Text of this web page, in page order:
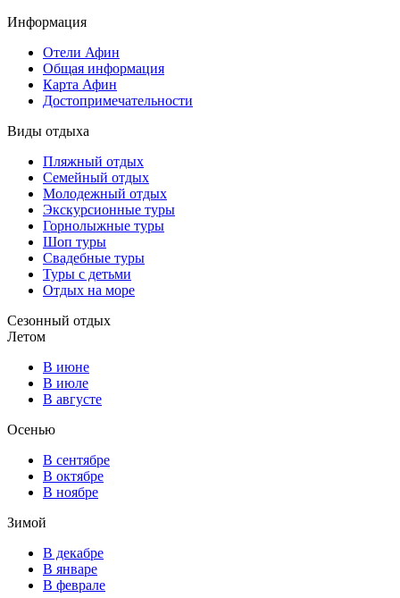
Информация
Отели Афин
Общая информация
Карта Афин
Достопримечательности
Виды отдыха
Пляжный отдых
Семейный отдых
Молодежный отдых
Экскурсионные туры
Горнолыжные туры
Шоп туры
Свадебные туры
Туры с детьми
Отдых на море
Сезонный отдых
Летом
В июне
В июле
В августе
Осенью
В сентябре
В октябре
В ноябре
Зимой
В декабре
В январе
В феврале